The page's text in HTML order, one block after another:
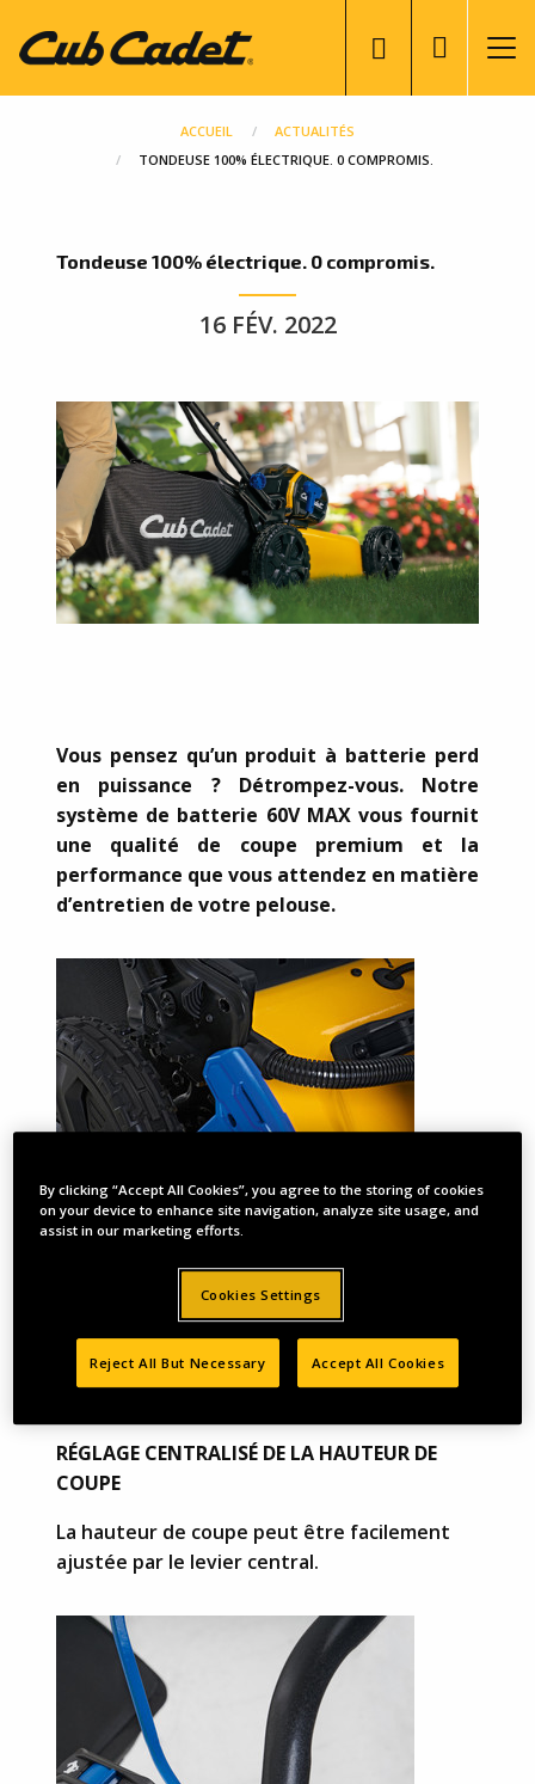
au
contenu
principal
User
account
menu
ACCUEIL
ACTUALITÉS
TONDEUSE 100% ÉLECTRIQUE. 0 COMPROMIS.
Tondeuse 100% électrique. 0 compromis.
16 FÉV. 2022
Vous pensez qu’un produit à batterie perd
en puissance ? Détrompez-vous. Notre
système de batterie 60V MAX vous fournit
une qualité de coupe premium et la
performance que vous attendez en matière
d’entretien de votre pelouse.
RÉGLAGE CENTRALISÉ DE LA HAUTEUR DE
COUPE
La hauteur de coupe peut être facilement
ajustée par le levier central.
By clicking “Accept All Cookies”, you agree to the storing of cookies
on your device to enhance site navigation, analyze site usage, and
assist in our marketing efforts.
Cookies Settings
Reject All But Necessary Accept All Cookies